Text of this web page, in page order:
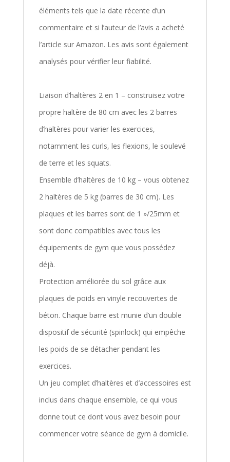
éléments tels que la date récente d’un
commentaire et si l’auteur de l’avis a acheté
l’article sur Amazon. Les avis sont également
analysés pour vérifier leur fiabilité.
Liaison d’haltères 2 en 1 – construisez votre
propre haltère de 80 cm avec les 2 barres
d’haltères pour varier les exercices,
notamment les curls, les flexions, le soulevé
de terre et les squats.
Ensemble d’haltères de 10 kg – vous obtenez
2 haltères de 5 kg (barres de 30 cm). Les
plaques et les barres sont de 1 »/25mm et
sont donc compatibles avec tous les
équipements de gym que vous possédez
déjà.
Protection améliorée du sol grâce aux
plaques de poids en vinyle recouvertes de
béton. Chaque barre est munie d’un double
dispositif de sécurité (spinlock) qui empêche
les poids de se détacher pendant les
exercices.
Un jeu complet d’haltères et d’accessoires est
inclus dans chaque ensemble, ce qui vous
donne tout ce dont vous avez besoin pour
commencer votre séance de gym à domicile.